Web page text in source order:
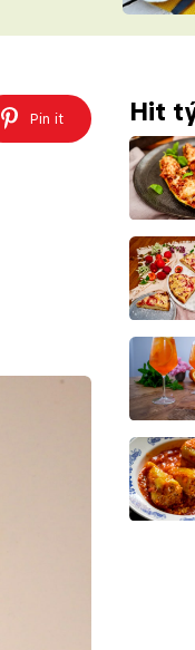
ČASOPIS
Pin it Hit